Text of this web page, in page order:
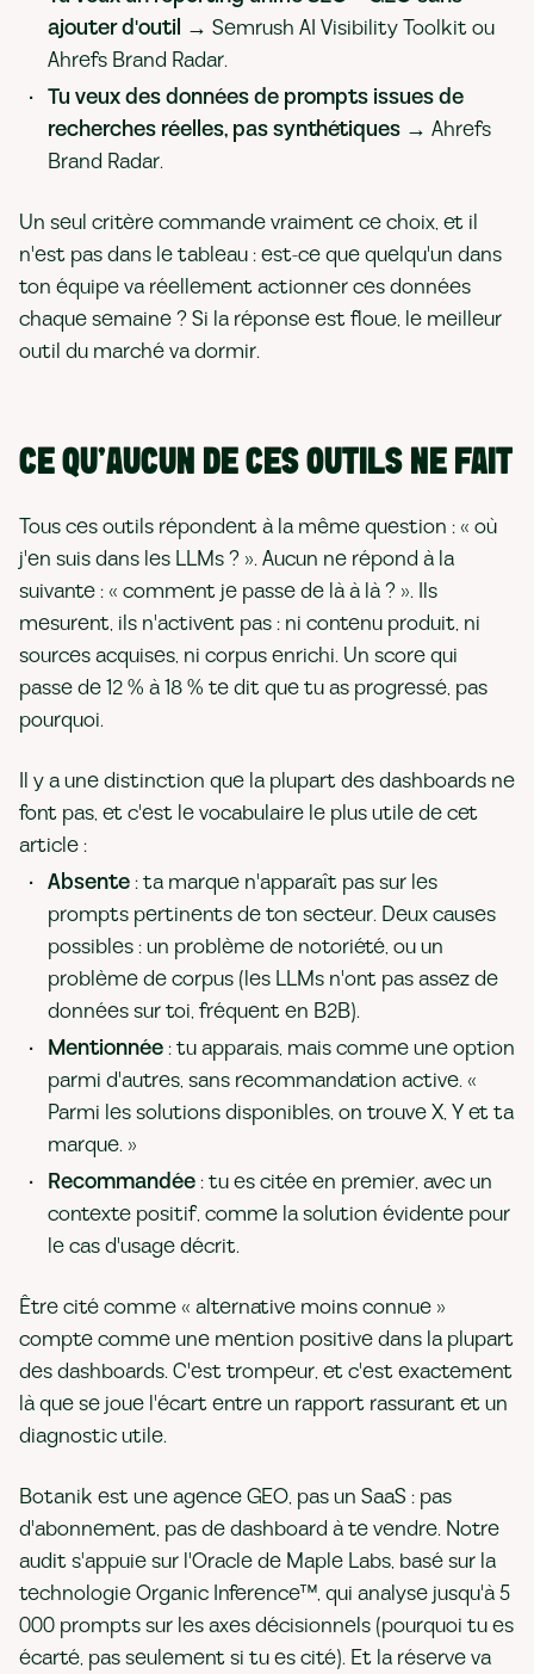
ajouter d'outil → Semrush AI Visibility Toolkit ou
Ahrefs Brand Radar.
Tu veux des données de prompts issues de
recherches réelles, pas synthétiques → Ahrefs
Brand Radar.
Un seul critère commande vraiment ce choix, et il
n'est pas dans le tableau : est-ce que quelqu'un dans
ton équipe va réellement actionner ces données
chaque semaine ? Si la réponse est floue, le meilleur
outil du marché va dormir.
CE QU'AUCUN DE CES OUTILS NE FAIT
Tous ces outils répondent à la même question : « où
j'en suis dans les LLMs ? ». Aucun ne répond à la
suivante : « comment je passe de là à là ? ». Ils
mesurent, ils n'activent pas : ni contenu produit, ni
sources acquises, ni corpus enrichi. Un score qui
passe de 12 % à 18 % te dit que tu as progressé, pas
pourquoi.
Il y a une distinction que la plupart des dashboards ne
font pas, et c'est le vocabulaire le plus utile de cet
article :
Absente : ta marque n'apparaît pas sur les
prompts pertinents de ton secteur. Deux causes
possibles : un problème de notoriété, ou un
problème de corpus (les LLMs n'ont pas assez de
données sur toi, fréquent en B2B).
Mentionnée : tu apparais, mais comme une option
parmi d'autres, sans recommandation active. «
Parmi les solutions disponibles, on trouve X, Y et ta
marque. »
Recommandée : tu es citée en premier, avec un
contexte positif, comme la solution évidente pour
le cas d'usage décrit.
Être cité comme « alternative moins connue »
compte comme une mention positive dans la plupart
des dashboards. C'est trompeur, et c'est exactement
là que se joue l'écart entre un rapport rassurant et un
diagnostic utile.
Botanik est une agence GEO, pas un SaaS : pas
d'abonnement, pas de dashboard à te vendre. Notre
audit s'appuie sur l'Oracle de Maple Labs, basé sur la
technologie Organic Inference™, qui analyse jusqu'à 5
000 prompts sur les axes décisionnels (pourquoi tu es
écarté, pas seulement si tu es cité). Et la réserve va